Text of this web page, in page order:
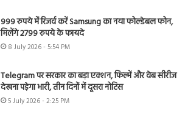
999 रुपये में रिजर्व करें Samsung का नया फोल्डेबल फोन,
मिलेंगे 2799 रुपये के फायदे
8 July 2026 - 5:54 PM
Telegram पर सरकार का बड़ा एक्शन, फिल्में और वेब सीरीज
देखना पड़ेगा भारी, तीन दिनों में दूसरा नोटिस
5 July 2026 - 2:25 PM